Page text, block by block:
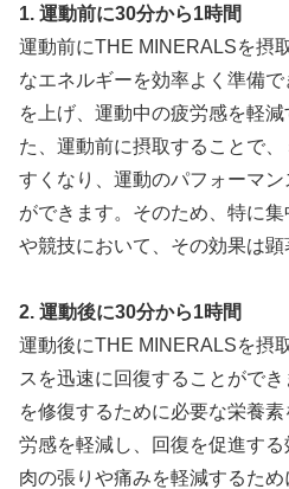
1. 運動前に30分から1時間
運動前にTHE MINERALSを摂
なエネルギーを効率よく準備
を上げ、運動中の疲労感を軽
た、運動前に摂取することで
すくなり、運動のパフォーマ
ができます。そのため、特に
や競技において、その効果は顕
2. 運動後に30分から1時間
運動後にTHE MINERALSを摂
スを迅速に回復することがで
を修復するために必要な栄養
労感を軽減し、回復を促進す
肉の張りや痛みを軽減するた